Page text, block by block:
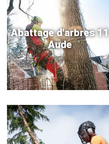
Abattage d'arbres 11
Aude